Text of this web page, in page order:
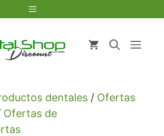
Menú
dentales / Ofertas
Ofertas de